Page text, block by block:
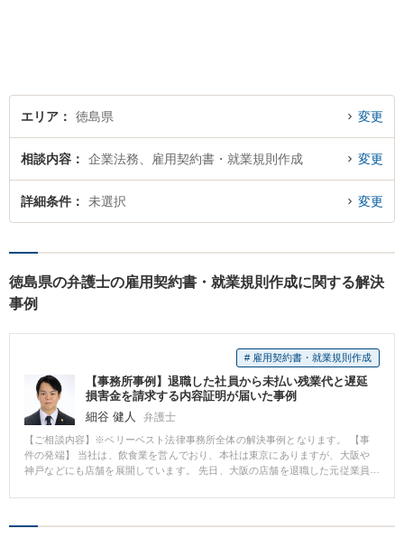
エリア 徳島県 変更
相談内容 企業法務、雇用契約書・就業規則作成 変更
詳細条件 未選択 変更
徳島県の弁護士の雇用契約書・就業規則作成に関する解決
事例
# 雇用契約書・就業規則作成
【事務所事例】退職した社員から未払い残業代と遅延
損害金を請求する内容証明が届いた事例
細谷 健人
弁護士
【ご相談内容】※ベリーベスト法律事務所全体の解決事例となります。 【事
件の発端】 当社は、飲食業を営んでおり、本社は東京にありますが、大阪や
神戸などにも店舗を展開しています。 先日、大阪の店舗を退職した元従業員
損害金の支払いを請求するという通知書が内容証明郵便にて届きました。 ま